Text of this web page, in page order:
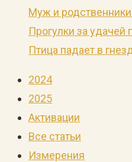
Фен
Муж и
Прогулки за удачей
Птица падает в
2024
2025
Активации
Все статьи
Измерения